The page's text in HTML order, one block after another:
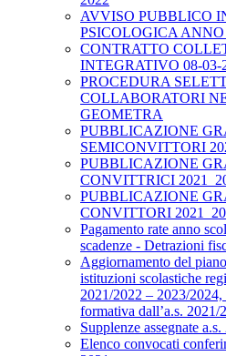
AVVISO PUBBLICO
PSICOLOGICA ANNO
CONTRATTO
INTEGRATIVO 08-03-
PROCEDURA
COLLABORATORI
GEOMETRA
PUBBLICAZIONE
SEMICONVITTORI
PUBBLICAZIONE
CONVITTRICI
PUBBLICAZIONE
CONVITTORI
Pagamento rate anno
scadenze - Detrazioni
Aggiornamento del
istituzioni scolastiche
2021/2022 – 2023/
formativa dall’a.s. 2021/
Supplenze assegnate
Elenco convocati